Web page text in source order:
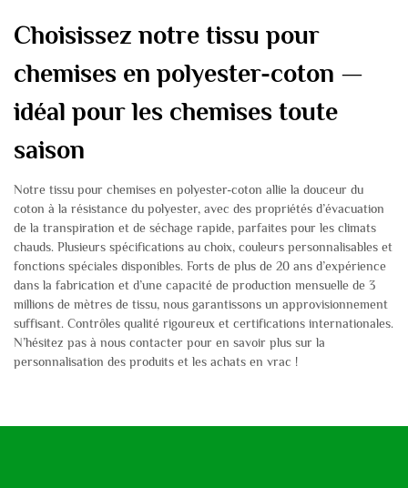
Choisissez notre tissu pour
chemises en polyester-coton —
idéal pour les chemises toute
saison
Notre tissu pour chemises en polyester-coton allie la douceur du
coton à la résistance du polyester, avec des propriétés d’évacuation
de la transpiration et de séchage rapide, parfaites pour les climats
chauds. Plusieurs spécifications au choix, couleurs personnalisables et
fonctions spéciales disponibles. Forts de plus de 20 ans d’expérience
dans la fabrication et d’une capacité de production mensuelle de 3
millions de mètres de tissu, nous garantissons un approvisionnement
suffisant. Contrôles qualité rigoureux et certifications internationales.
N’hésitez pas à nous contacter pour en savoir plus sur la
personnalisation des produits et les achats en vrac !